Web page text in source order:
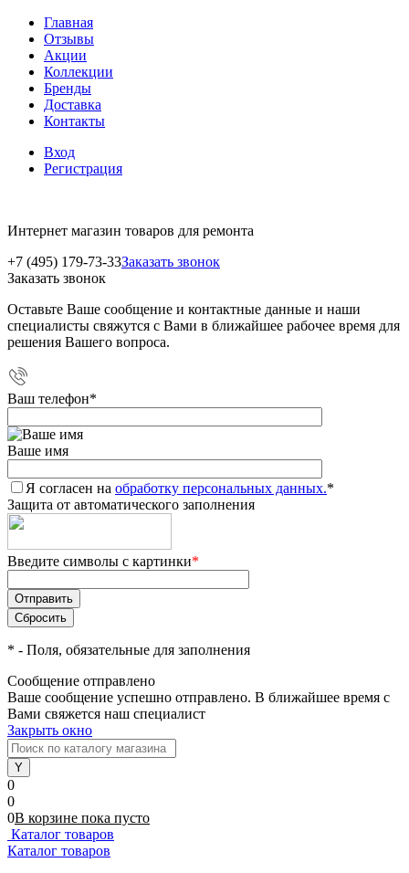
Главная
Отзывы
Акции
Коллекции
Бренды
Доставка
Контакты
Вход
Регистрация
Интернет магазин товаров для ремонта
+7 (495) 179-73-33Заказать звонок
Заказать звонок
Оставьте Ваше сообщение и контактные данные и наши
специалисты свяжутся с Вами в ближайшее рабочее время для
решения Вашего вопроса.
Ваш телефон*
Ваше имя
Я согласен на обработку персональных данных.*
Защита от автоматического заполнения
Введите символы с картинки*
* - Поля, обязательные для заполнения
Сообщение отправлено
Ваше сообщение успешно отправлено. В ближайшее время с
Вами свяжется наш специалист
Закрыть окно
0
0
0В корзине пока пусто
Каталог товаров
Каталог товаров